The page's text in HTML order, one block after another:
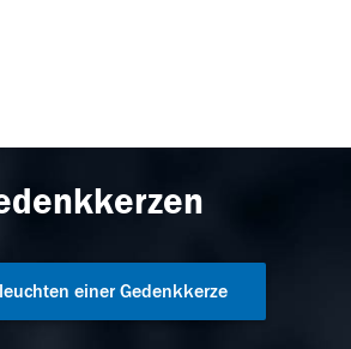
einer Gedenkkerze